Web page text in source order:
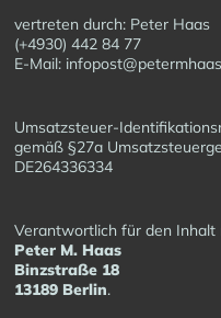
vertreten durch: Peter Haas
(+4930) 442 84 77
E-Mail:
Umsatzsteuer-
gemäß §27a
DE264336334
Verantwortlich für den Inhalt
Peter M. Haas
Binzstraße 18
13189 Berlin.